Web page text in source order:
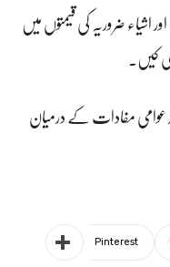
اشیاء ضروریہ کی قیمتوں میں
کیں.
عوامی مفادات کے درمیان
Pinterest